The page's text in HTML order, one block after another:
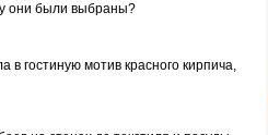
они были выбраны?
гостиную мотив красного кирпича,